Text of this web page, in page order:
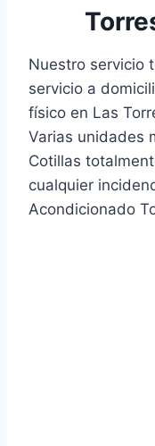
Nuestro servicio
servicio a
físico en Las
Varias unidades
Cotillas
cualquier
Acondicionado